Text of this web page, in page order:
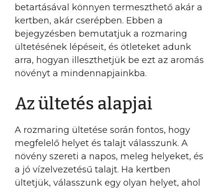
betartásával könnyen termeszthető akár a
kertben, akár cserépben. Ebben a
bejegyzésben bemutatjuk a rozmaring
ültetésének lépéseit, és ötleteket adunk
arra, hogyan illeszthetjük be ezt az aromás
növényt a mindennapjainkba.
Az ültetés alapjai
A rozmaring ültetése során fontos, hogy
megfelelő helyet és talajt válasszunk. A
növény szereti a napos, meleg helyeket, és
a jó vízelvezetésű talajt. Ha kertben
ültetjük, válasszunk egy olyan helyet, ahol